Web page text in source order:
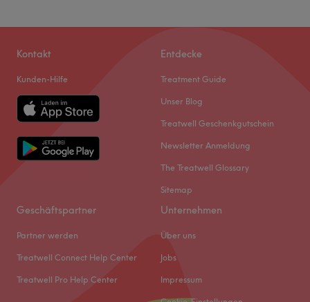
Kontakt
Kunden-Hilfe
Entdecke
Treatment Guide
Unser Blog
Treatwell Geschenkgutschein
Newsletter Anmeldung
The Treatwell Glossary
Sitemap
Geschäftspartner
Partner werden
Treatwell Connect Help Center
Treatwell Pro Help Center
Unternehmen
Über uns
Jobs
Impressum